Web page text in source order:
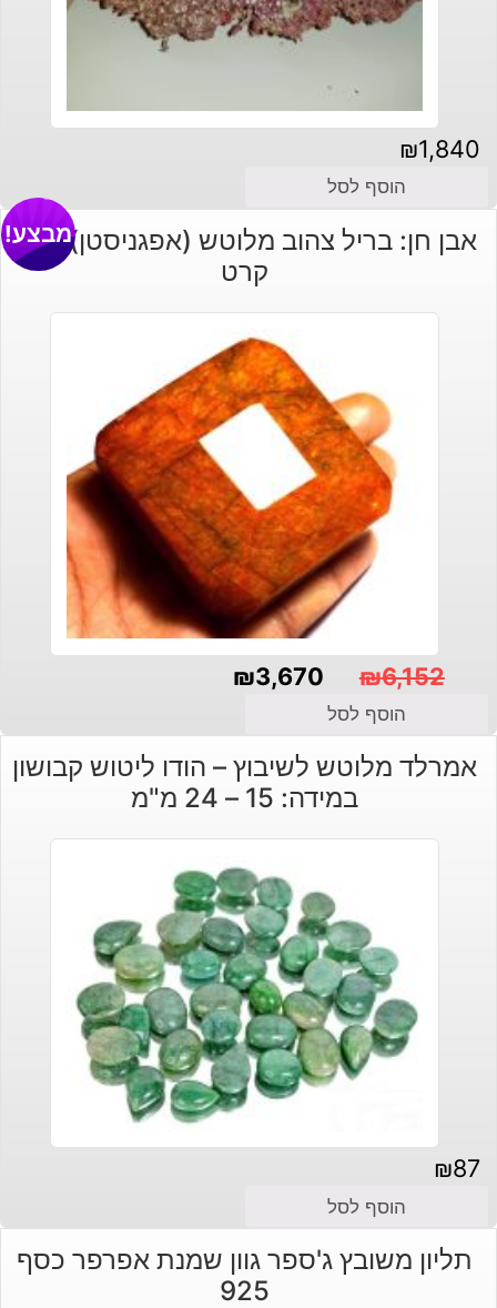
₪1,840
הוסף לסל
אבן חן: בריל צהוב מלוטש (אפגניסטן) 799
קרט
מבצע!
₪6,152
המקורי
היה:
₪3,670
הנוכחי
הוא:
הוסף לסל
אמרלד מלוטש לשיבוץ – הודו ליטוש קבושון
במידה: 15 – 24 מ"מ
₪87
הוסף לסל
תליון משובץ ג'ספר גוון שמנת אפרפר כסף
925